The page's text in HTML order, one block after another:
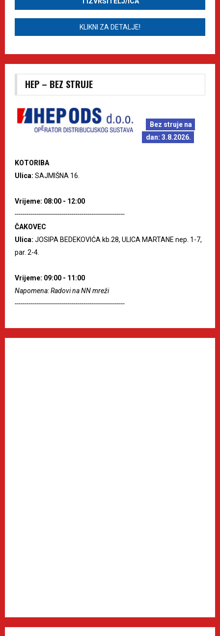
KLIKNI ZA DETALJE!
HEP – BEZ STRUJE
Bez struje na
dan: 3.8.2026.
KOTORIBA
Ulica: SAJMIŠNA 16.
Vrijeme: 08:00 - 12:00
--------------------------------------------------------
ČAKOVEC
Ulica: JOSIPA BEDEKOVIĆA kb.28, ULICA MARTANE nep. 1-7,
par. 2-4.
Vrijeme: 09:00 - 11:00
Napomena: Radovi na NN mreži
--------------------------------------------------------